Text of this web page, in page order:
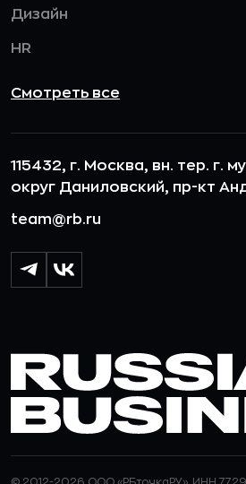
Дизайн
HR
Смотреть все
115432, г. Москва, вн. тер. г.
округ Даниловский, пр-кт
team@rb.ru